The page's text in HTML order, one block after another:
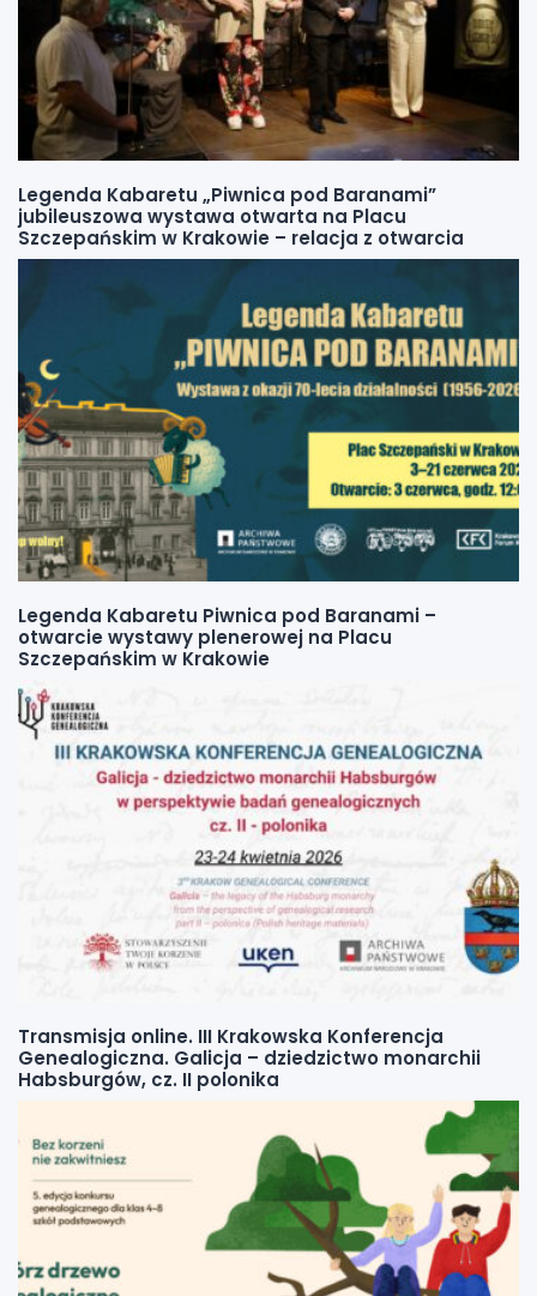
Legenda Kabaretu „Piwnica pod Baranami”
jubileuszowa wystawa otwarta na Placu
Szczepańskim w Krakowie – relacja z otwarcia
Legenda Kabaretu Piwnica pod Baranami –
otwarcie wystawy plenerowej na Placu
Szczepańskim w Krakowie
Transmisja online. III Krakowska Konferencja
Genealogiczna. Galicja – dziedzictwo monarchii
Habsburgów, cz. II polonika